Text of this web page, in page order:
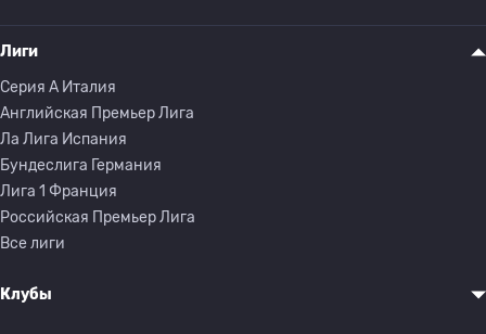
Лиги
Серия A Италия
Английская Премьер Лига
Ла Лига Испания
Бундеслига Германия
Лига 1 Франция
Российская Премьер Лига
Все лиги
Клубы